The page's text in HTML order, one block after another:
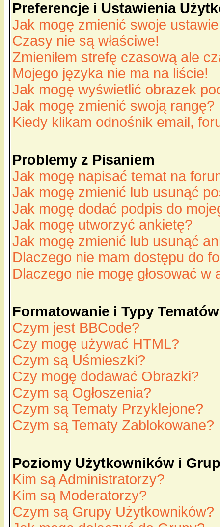
Preferencje i Ustawienia
Jak mogę zmienić swoje
Czasy nie są właściwe!
Zmieniłem strefę czasową ale
Mojego języka nie ma na liście!
Jak mogę wyświetlić obrazek
Jak mogę zmienić swoją rangę?
Kiedy klikam odnośnik email,
Problemy z Pisaniem
Jak mogę napisać temat na
Jak mogę zmienić lub usunąć
Jak mogę dodać podpis do
Jak mogę utworzyć ankietę?
Jak mogę zmienić lub usunąć
Dlaczego nie mam dostępu do
Dlaczego nie mogę głosować w
Formatowanie i Typy Tematów
Czym jest BBCode?
Czy mogę używać HTML?
Czym są Uśmieszki?
Czy mogę dodawać Obrazki?
Czym są Ogłoszenia?
Czym są Tematy Przyklejone?
Czym są Tematy Zablokowane?
Poziomy Użytkowników i
Kim są Administratorzy?
Kim są Moderatorzy?
Czym są Grupy Użytkowników?